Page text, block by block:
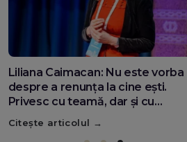
Diana Olar, românca de la Google
care demonstrează că diaspora
poate schimba România
Citește articolul